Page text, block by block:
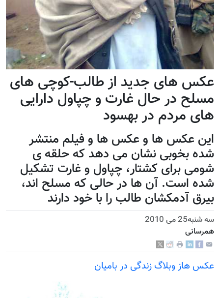
عکس های جدید از طالب-کوچی های
مسلح در حال غارت و چپاول دارایی
های مردم در بهسود
این عکس ها و عکس ها و فیلم منتشر
شده بخوبی نشان می دهد که حلقه ی
شومی برای کشتار، چپاول و غارت تشکیل
شده است. آن ها در حالی که مسلح اند،
بیرق آدمکشان طالب را با خود دارند
سه شنبه25 می 2010
همرسانی
عکس هاز وبلاگ زندگی در بامیان